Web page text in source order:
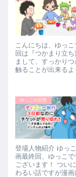
こんにちは、ゆっ
回は『つかまり立
まして、すっかり
触ることが出来るよ
ゆっこの日常
登場人物紹介 ゆっ
画最終回、ゆっこ
ございます！ つい
わるい話ですが漫画